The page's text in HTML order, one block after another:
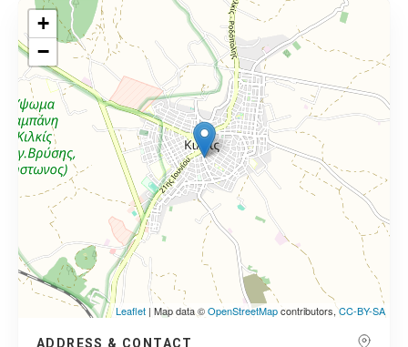
+
−
Leaflet | Map data ©OpenStreetMapcontributors,CC-BY-SA
ADDRESS & CONTACT